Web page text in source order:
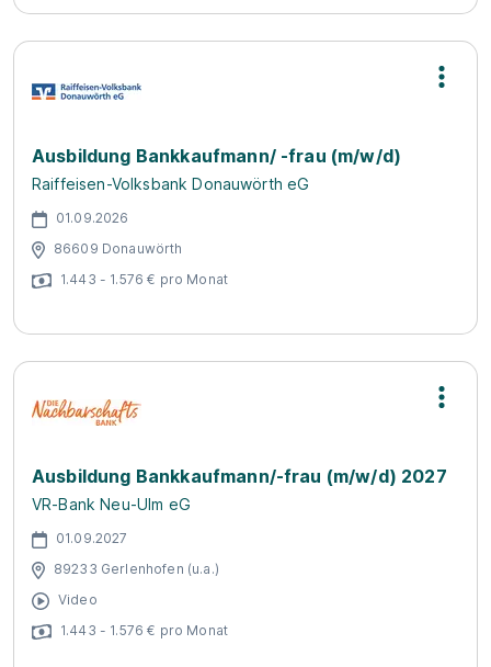
Ausbildung Bankkaufmann/ -frau (m/w/d)
Raiffeisen-Volksbank Donauwörth eG
01.09.2026
86609 Donauwörth
1.443 - 1.576 € pro Monat
Ausbildung Bankkaufmann/-frau (m/w/d) 2027
VR-Bank Neu-Ulm eG
01.09.2027
89233 Gerlenhofen (u.a.)
Video
1.443 - 1.576 € pro Monat